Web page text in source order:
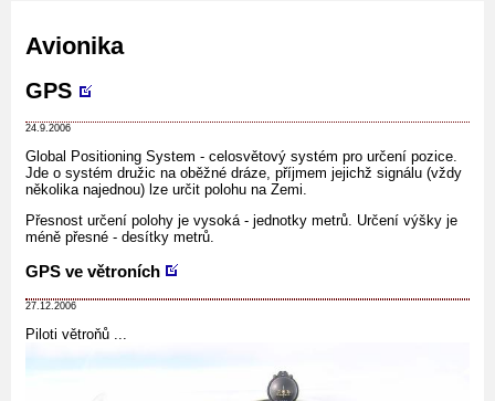
Avionika
GPS
24.9.2006
Global Positioning System - celosvětový systém pro určení pozice.
Jde o systém družic na oběžné dráze, příjmem jejichž signálu (vždy
několika najednou) lze určit polohu na Zemi.
Přesnost určení polohy je vysoká - jednotky metrů. Určení výšky je
méně přesné - desítky metrů.
GPS ve větroních
27.12.2006
Piloti větroňů ...